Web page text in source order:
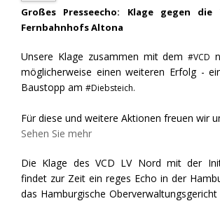
Großes Presseecho: Klage gegen die
Fernbahnhofs Altona
Unsere Klage zusammen mit dem#VCD
möglicherweise einen weiteren Erfolg -
Baustopp am #Diebsteich.
Für diese und weitere Aktionen freuen wir
Sehen Sie mehr
Die Klage des VCD LV Nord mit der
findet zur Zeit ein reges Echo in der
das Hamburgische Oberverwaltungsgericht